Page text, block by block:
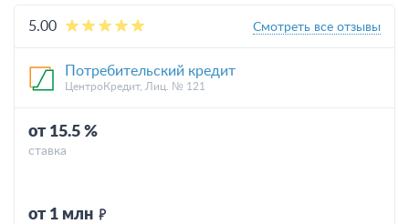
5.00 Смотреть все отзывы
Потребительский кредит
ЦентроКредит, Лиц. № 121
от 15.5 %
ставка
от 1 млн